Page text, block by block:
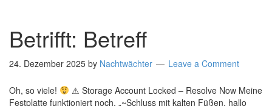
Betrifft: Betreff
24. Dezember 2025 by Nachtwächter Leave a Comment
Oh, so viele!
⚠ Storage Account Locked – Resolve Now Meine
Festplatte funktioniert noch. „~Schluss mit kalten Füßen, hallo